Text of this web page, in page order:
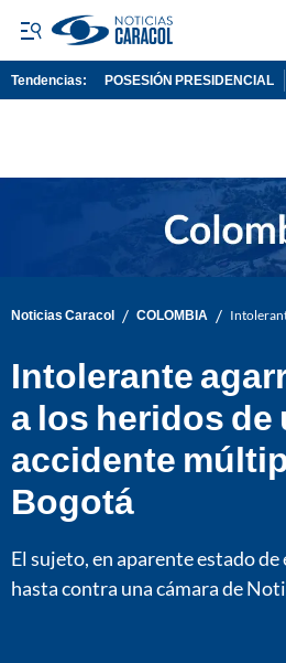
Tendencias: POSESIÓN PRESIDENCIAL
Noticias Caracol / COLOMBIA /
Intolerante
a los heridos de
accidente
Bogotá
El sujeto, en aparente estado
hasta contra una cámara de